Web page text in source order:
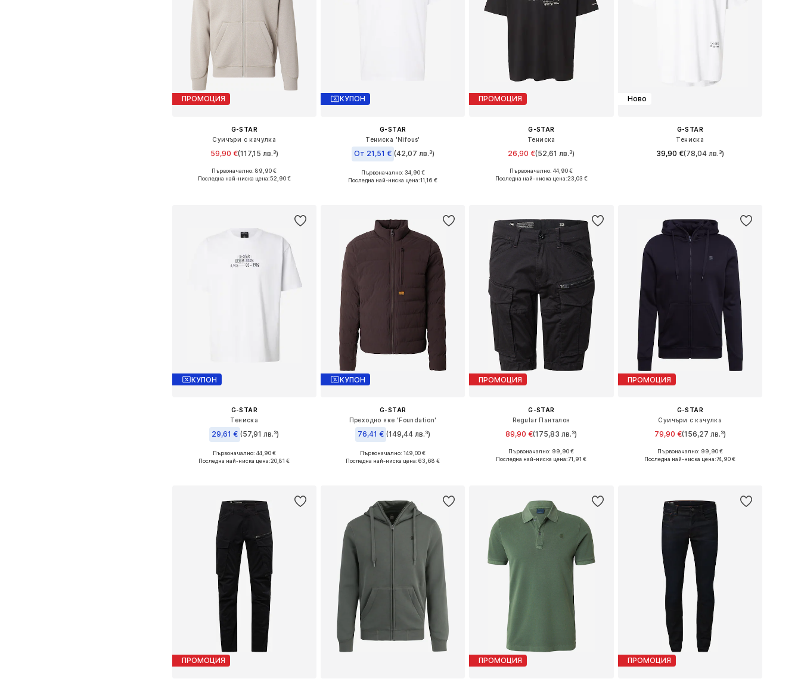
ПРОМОЦИЯ
G-STAR
Суичъри с качулка
59,90 €(117,15 лв.³)
+2
Налични размери: S, M, L, XXL
Първоначално: 89,90 €
Последна най-ниска цена:52,90 €
КУПОН
G-STAR
Тениска 'Nifous'
От 21,51 € (42,07 лв.³)
+5
Налични размери: XS, S, M, L, XL, XXL
Първоначално: 34,90 €
Последна най-ниска цена:11,16 €
ПРОМОЦИЯ
G-STAR
Тениска
26,90 €(52,61 лв.³)
Налични размери: S, M, L, XL, XXL
Първоначално: 44,90 €
Последна най-ниска цена:23,03 €
Ново
G-STAR
Тениска
39,90 €(78,04 лв.³)
КУПОН
G-STAR
Тениска
29,61 € (57,91 лв.³)
Налични размери: XS, S, M, L, XL, XXL
Първоначално: 44,90 €
Последна най-ниска цена:20,81 €
КУПОН
G-STAR
Преходно яке 'Foundation'
76,41 € (149,44 лв.³)
Налични размери: M
Първоначално: 149,00 €
Последна най-ниска цена:63,68 €
ПРОМОЦИЯ
G-STAR
Regular Панталон
89,90 €(175,83 лв.³)
Предлага се в много размери
Първоначално: 99,90 €
Последна най-ниска цена:71,91 €
ПРОМОЦИЯ
G-STAR
Суичъри с качулка
79,90 €(156,27 лв.³)
+4
Налични размери: S, M, L, XL, XXL
Първоначално: 99,90 €
Последна най-ниска цена:74,90 €
ПРОМОЦИЯ ПРОМОЦИЯ ПРОМОЦИЯ